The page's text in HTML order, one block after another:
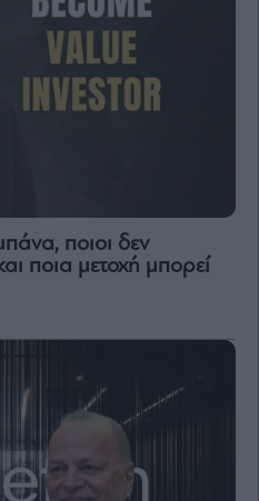
ποιοι δεν
ποια μετοχή μπορεί